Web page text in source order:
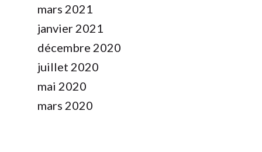
mars 2021
janvier 2021
décembre 2020
juillet 2020
mai 2020
mars 2020